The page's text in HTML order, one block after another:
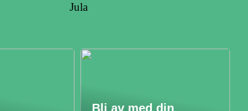
Jula
Bli av med din